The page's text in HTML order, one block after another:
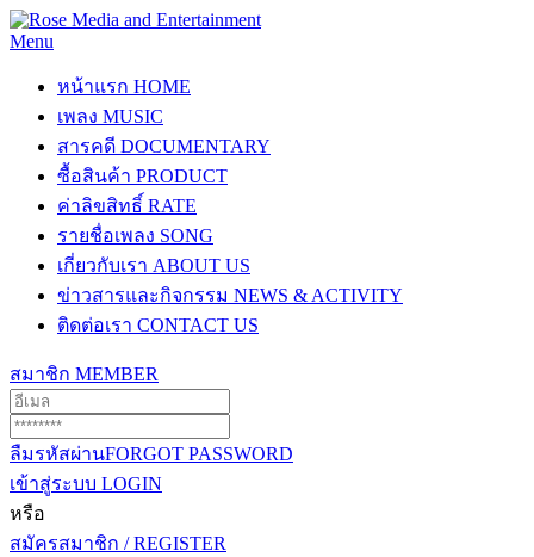
Menu
หน้าแรก HOME
เพลง MUSIC
สารคดี DOCUMENTARY
ซื้อสินค้า PRODUCT
ค่าลิขสิทธิ์ RATE
รายชื่อเพลง SONG
เกี่ยวกับเรา ABOUT US
ข่าวสารและกิจกรรม NEWS & ACTIVITY
ติดต่อเรา CONTACT US
สมาชิก MEMBER
ลืมรหัสผ่านFORGOT PASSWORD
เข้าสู่ระบบ LOGIN
หรือ
สมัครสมาชิก / REGISTER